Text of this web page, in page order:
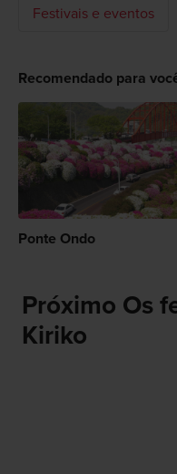
Festivais e eventos
Recomendado para
Ponte Ondo
Próximo Os
Kiriko